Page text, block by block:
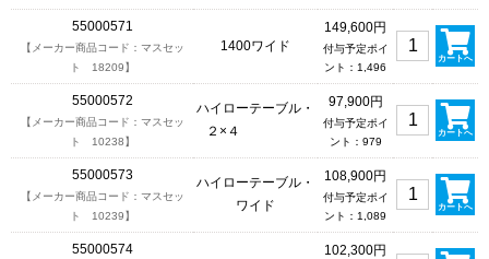
55000571
【メーカー商品コード：マスセッ
ト 18209】
1400ワイド
149,600円
付与予定ポイ
ント：1,496
カートへ
55000572
【メーカー商品コード：マスセッ
ト 10238】
ハイローテーブル・
２×４
97,900円
付与予定ポイ
ント：979
カートへ
55000573
【メーカー商品コード：マスセッ
ト 10239】
ハイローテーブル・
ワイド
108,900円
付与予定ポイ
ント：1,089
カートへ
55000574 102,300円